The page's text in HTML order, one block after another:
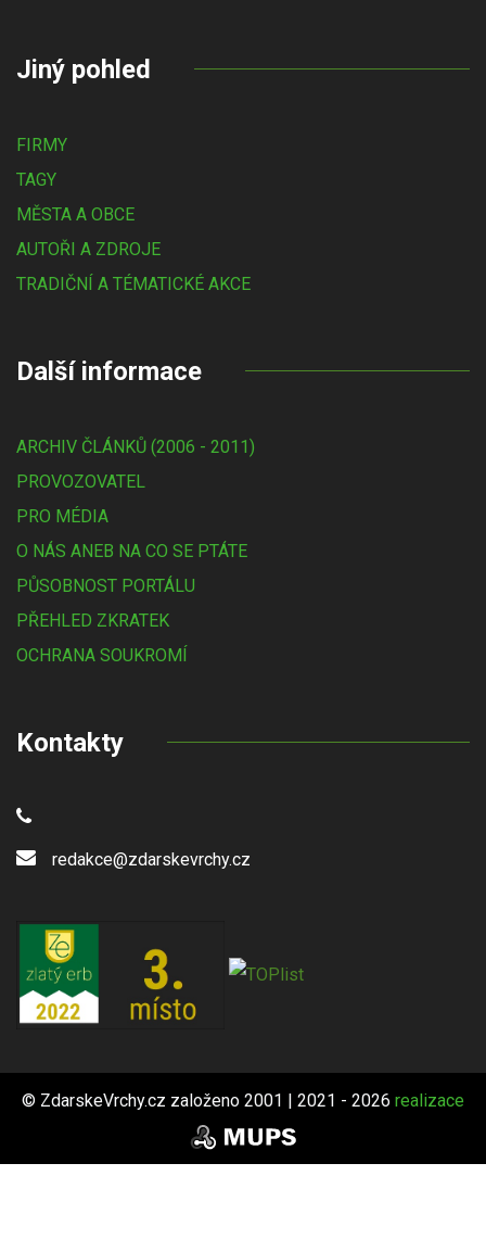
Jiný pohled
FIRMY
TAGY
MĚSTA A OBCE
AUTOŘI A ZDROJE
TRADIČNÍ A TÉMATICKÉ AKCE
Další informace
ARCHIV ČLÁNKŮ (2006 - 2011)
PROVOZOVATEL
PRO MÉDIA
O NÁS ANEB NA CO SE PTÁTE
PŮSOBNOST PORTÁLU
PŘEHLED ZKRATEK
OCHRANA SOUKROMÍ
Kontakty
redakce@zdarskevrchy.cz
© ZdarskeVrchy.cz založeno 2001 | 2021 - 2026 realizace